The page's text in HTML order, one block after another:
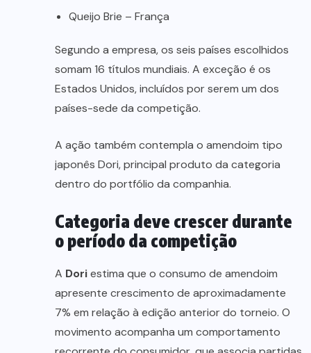
Queijo Brie – França
Segundo a empresa, os seis países escolhidos
somam 16 títulos mundiais. A exceção é os
Estados Unidos, incluídos por serem um dos
países-sede da competição.
A ação também contempla o amendoim tipo
japonês Dori, principal produto da categoria
dentro do portfólio da companhia.
Categoria deve crescer durante
o período da competição
A Doriestima que o consumo de amendoim
apresente crescimento de aproximadamente
7% em relação à edição anterior do torneio. O
movimento acompanha um comportamento